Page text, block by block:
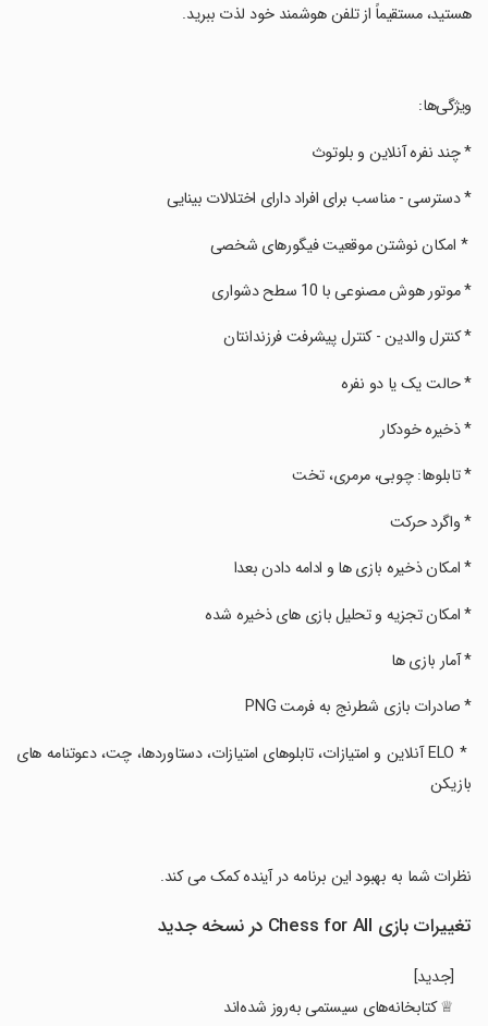
هستید، مستقیماً از تلفن هوشمند خود لذت ببرید.
‏ویژگی‌ها:
‏* چند نفره آنلاین و بلوتوث
‏* دسترسی - مناسب برای افراد دارای اختلالات بینایی
‏ * امکان نوشتن موقعیت فیگورهای شخصی
‏* موتور هوش مصنوعی با 10 سطح دشواری
‏* کنترل والدین - کنترل پیشرفت فرزندانتان
‏* حالت یک یا دو نفره
‏* ذخیره خودکار
‏* تابلوها: چوبی، مرمری، تخت
‏* واگرد حرکت
‏* امکان ذخیره بازی ها و ادامه دادن بعدا
‏* امکان تجزیه و تحلیل بازی های ذخیره شده
‏* آمار بازی ها
‏* صادرات بازی شطرنج به فرمت PNG
‏ * ELO آنلاین و امتیازات، تابلوهای امتیازات، دستاوردها، چت، دعوتنامه های
بازیکن
‏نظرات شما به بهبود این برنامه در آینده کمک می کند.
تغییرات بازی Chess for All در نسخه جدید
[جدید]
♕ کتابخانه‌های سیستمی به‌روز شده‌اند